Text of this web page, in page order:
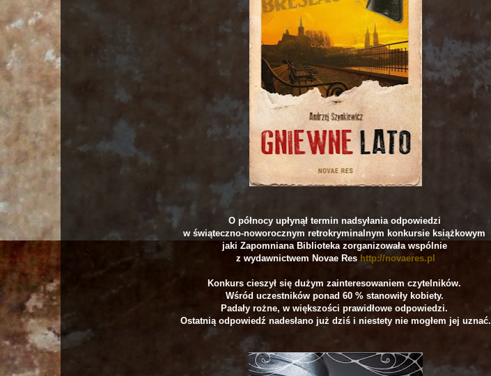
O północy upłynął termin nadsyłania odpowiedzi
w świąteczno-noworocznym retrokryminalnym konkursie książkowym
jaki Zapomniana Biblioteka zorganizowała wspólnie
z wydawnictwem Novae Res http://novaeres.pl
Konkurs cieszył się dużym zainteresowaniem czytelników.
Wśród uczestników ponad 60 % stanowiły kobiety.
Padały rożne, w większości prawidłowe odpowiedzi.
Ostatnią odpowiedź nadesłano już dziś i niestety nie mogłem jej uznać.